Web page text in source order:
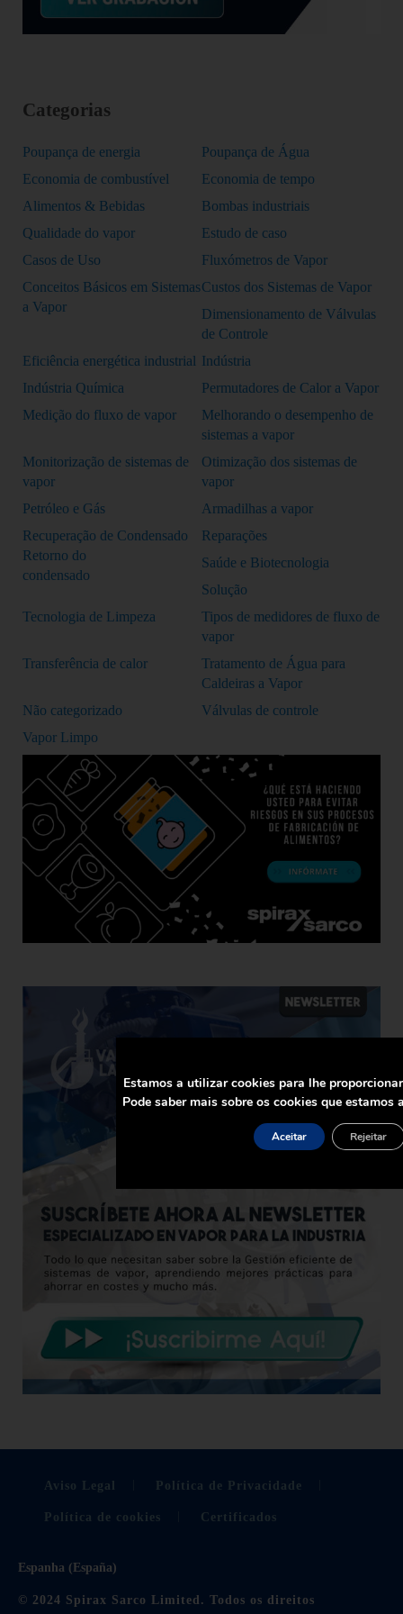
Categorias
Poupança de energia
Poupança de Água
Economia de combustível
Economia de tempo
Alimentos & Bebidas
Bombas industriais
Qualidade do vapor
Estudo de caso
Casos de Uso
Fluxómetros de Vapor
Conceitos Básicos em Sistemas
a Vapor
Custos dos Sistemas de Vapor
Dimensionamento de Válvulas
de Controle
Eficiência energética industrial Indústria
Indústria Química
Permutadores de Calor a Vapor
Medição do fluxo de vapor
Melhorando o desempenho de
sistemas a vapor
Monitorização de sistemas de
vapor
Otimização dos sistemas de
vapor
Petróleo e Gás
Armadilhas a vapor
Recuperação de Condensado
Retorno do
condensado
Reparações
Saúde e Biotecnologia
Solução
Tecnologia de Limpeza
Tipos de medidores de fluxo de
vapor
Transferência de calor
Tratamento de Água para
Caldeiras a Vapor
Não categorizado
Válvulas de controle
Vapor Limpo
Aviso Legal Política de Privacidade
Política de cookies Certificados
Espanha (España)
© 2024 Spirax Sarco Limited. Todos os direitos
Estamos a utilizar cookies para lhe
Pode saber mais sobre os cookies que
Aceitar Rejeitar